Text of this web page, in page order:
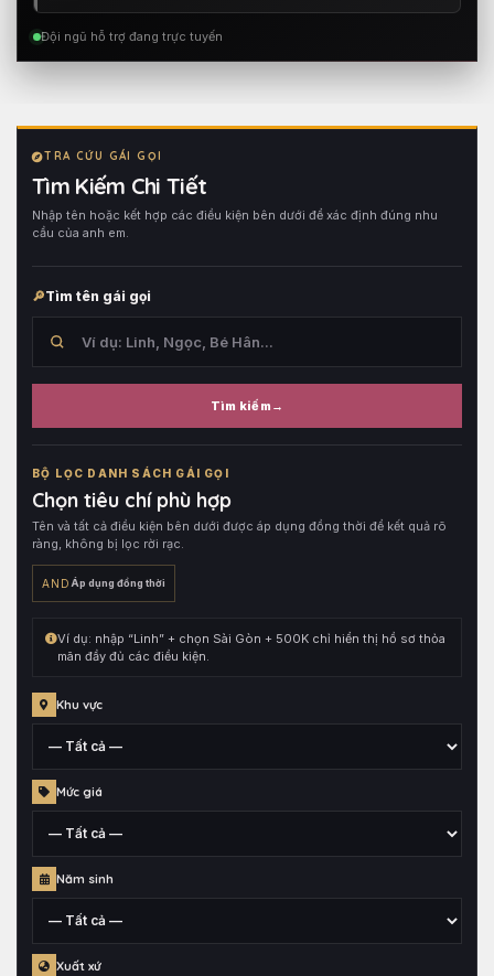
Đội ngũ hỗ trợ đang trực tuyến
TRA CỨU GÁI GỌI
Tìm Kiếm Chi Tiết
Nhập tên hoặc kết hợp các điều kiện bên dưới để xác định đúng nhu
cầu của anh em.
Tìm tên gái gọi
Tìm kiếm
trong
tên
hồ
sơ,
đó
kết
hợp
cùng
bộ
điều
kiện
đang
chọn.
BỘ LỌC DANH SÁCH GÁI GỌI
Chọn tiêu chí phù hợp
Tên và tất cả điều kiện bên dưới được áp dụng đồng thời để kết quả rõ
ràng, không bị lọc rời rạc.
AND Áp dụng đồng thời
Ví dụ: nhập “Linh” + chọn Sài Gòn + 500K chỉ hiển thị hồ sơ thỏa
mãn đầy đủ các điều kiện.
Khu vực
Tỉnh,
thành
hoặc
quận
huyện
Mức giá
Mức
giá
gắn
cho
Năm sinh
Thông
Xuất xứ